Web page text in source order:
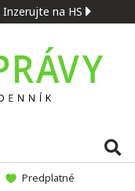
Inzerujte na HS
Predplatné